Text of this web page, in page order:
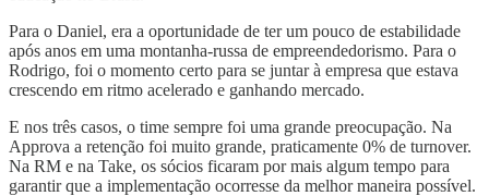
Para o Daniel, era a oportunidade de ter um pouco de estabilidade
após anos em uma montanha-russa de empreendedorismo. Para o
Rodrigo, foi o momento certo para se juntar à empresa que estava
crescendo em ritmo acelerado e ganhando mercado.
E nos três casos, o time sempre foi uma grande preocupação. Na
Approva a retenção foi muito grande, praticamente 0% de turnover.
Na RM e na Take, os sócios ficaram por mais algum tempo para
garantir que a implementação ocorresse da melhor maneira possível.